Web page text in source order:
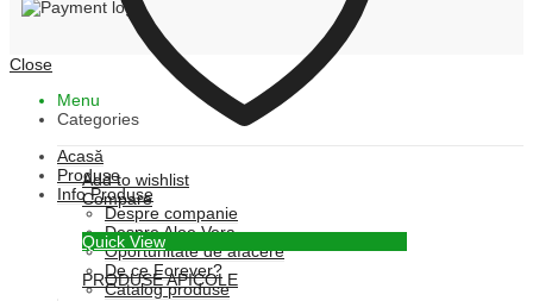
Add to wishlist
Compare
Quick View
PRODUSE APICOLE
Close
Menu
Categories
Acasă
Produse
Info Produse
Despre companie
Despre Aloe Vera
Oportunitate de afacere
De ce Forever?
Catalog produse